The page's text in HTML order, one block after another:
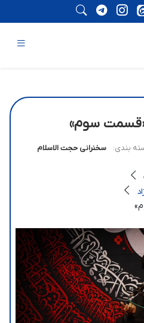
«قسمت سوم»
بندی:
سخنرانی حجت الاسلام